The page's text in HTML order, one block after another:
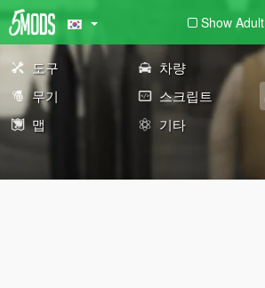
Show Adult
도구 차량
무기
스크립트
맵
기타